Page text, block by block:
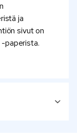
ja
sivut on
paperista.